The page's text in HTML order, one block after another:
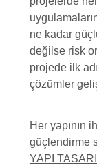
ne kadar
değilse risk
projede ilk
çözümler
Her yapının
güçlendirme
YAPI